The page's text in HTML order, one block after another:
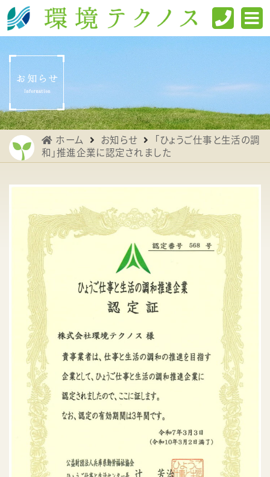
ホーム お知らせ
「ひょうご仕事と生活の調
和」推進企業に認定されました